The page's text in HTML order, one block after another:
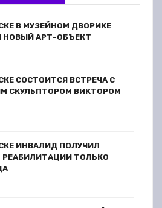
В МУЗЕЙНОМ ДВОРИКЕ
НОВЫЙ АРТ-ОБЪЕКТ
СОСТОИТСЯ ВСТРЕЧА С
СКУЛЬПТОРОМ ВИКТОРОМ
ИНВАЛИД ПОЛУЧИЛ
РЕАБИЛИТАЦИИ ТОЛЬКО